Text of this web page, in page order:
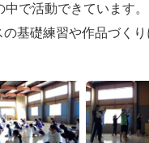
で活動できています。
基礎練習や作品づくり